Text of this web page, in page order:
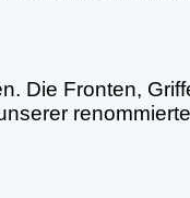
Die Fronten,